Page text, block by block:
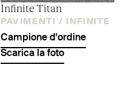
Infinite Titan
PAVIMENTI / INFINITE
Campione d'ordine
Scarica la foto